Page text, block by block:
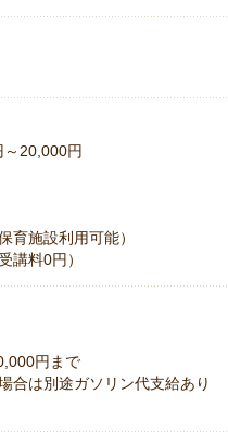
20,000円
育施設利用可能）
講料0円）
円まで
合は別途ガソリン代支給あり